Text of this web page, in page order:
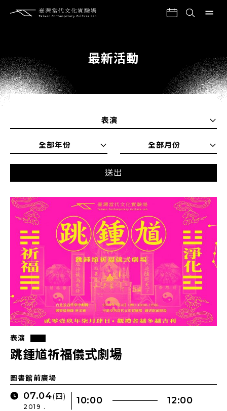
最新活動
表演
全部年份 全部月份
送出
表演
跳鍾馗祈福儀式劇場
圖書館前廣場
07.04(四)
2019 .
10:00 12:00